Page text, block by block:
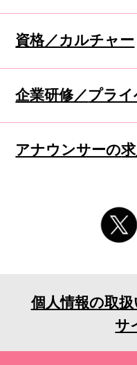
資格／カルチャー
企業研修／プラ
アナウンサーの
個人情報の取
サ